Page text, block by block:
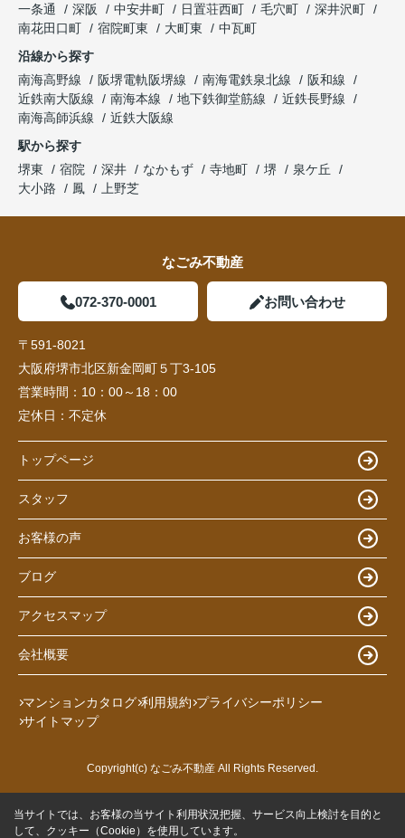
一条通
深阪 中安井町 日置荘西町 毛穴町
深井沢町
南花田口町
宿院町東 大町東
中瓦町
沿線から探す
南海高野線
阪堺電軌阪堺線 南海電鉄泉北線
阪和線
近鉄南大阪線
南海本線 地下鉄御堂筋線
近鉄長野線
南海高師浜線
近鉄大阪線
駅から探す
堺東
宿院 深井 なかもず 寺地町 堺
泉ケ丘
大小路
鳳 上野芝
なごみ不動産
072-370-0001 お問い合わせ
〒591-8021
大阪府堺市北区新金岡町５丁3-105
営業時間： 10：00～18：00
定休日： 不定休
トップページ
スタッフ
お客様の声
ブログ
アクセスマップ
会社概要
マンションカタログ 利用規約 プライバシーポリシー
サイトマップ
Copyright(c) なごみ不動産 All Rights Reserved.
当サイトでは、お客様の当サイト利用状況把握、サービス向上検討を目的と
して、クッキー（Cookie）を使用しています。